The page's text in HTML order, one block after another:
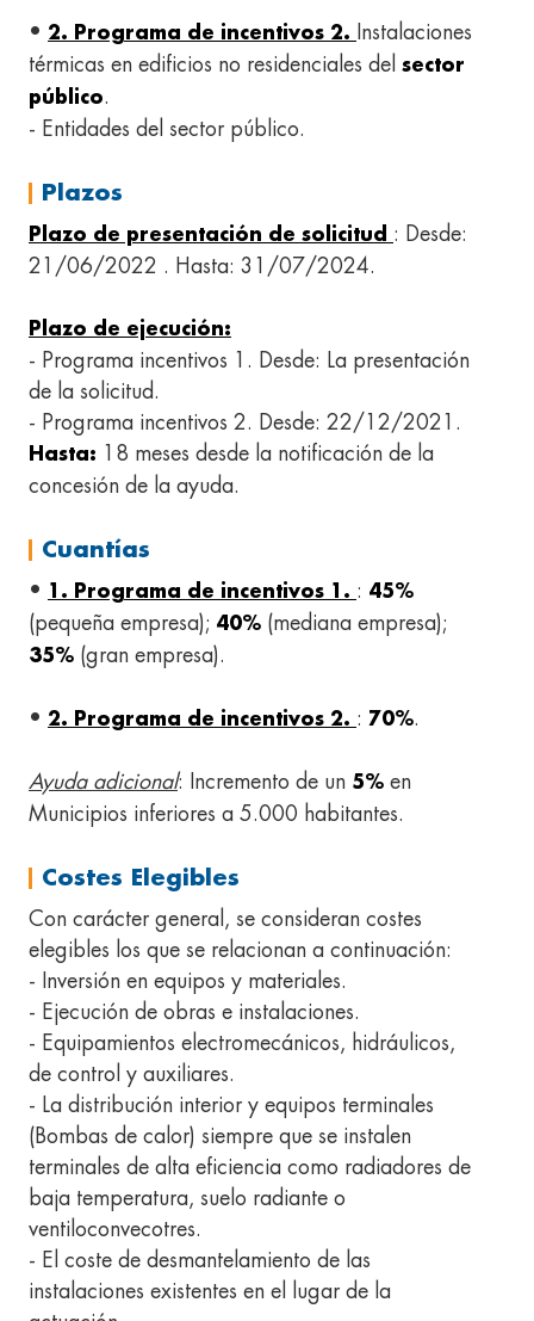
• 2. Programa de incentivos 2.
Instalaciones
térmicas en edificios no residenciales del sector
público.
- Entidades del sector público.
Plazos
Plazo de presentación de solicitud : Desde:
21/06/2022 . Hasta: 31/07/2024.
Plazo de ejecución:
- Programa incentivos 1. Desde: La presentación
de la solicitud.
- Programa incentivos 2. Desde: 22/12/2021.
Hasta: 18 meses desde la notificación de la
concesión de la ayuda.
Cuantías
• 1. Programa de incentivos 1. : 45%
(pequeña empresa); 40% (mediana empresa);
35% (gran empresa).
• 2. Programa de incentivos 2. : 70%.
Ayuda adicional: Incremento de un 5% en
Municipios inferiores a 5.000 habitantes.
Costes Elegibles
Con carácter general, se consideran costes
elegibles los que se relacionan a continuación:
- Inversión en equipos y materiales.
- Ejecución de obras e instalaciones.
- Equipamientos electromecánicos, hidráulicos,
de control y auxiliares.
- La distribución interior y equipos terminales
(Bombas de calor) siempre que se instalen
terminales de alta eficiencia como radiadores de
baja temperatura, suelo radiante o
ventiloconvecotres.
- El coste de desmantelamiento de las
instalaciones existentes en el lugar de la